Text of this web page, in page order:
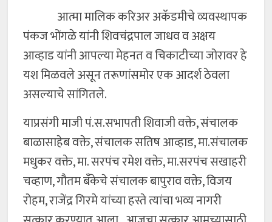
आत्मा मालिक करिअर अकॅडमीचे व्यवस्थापक
पंकज भोंगळे यांनी शिवचंद्रपाल जाधव व अक्षय
आव्हाड यांनी आपल्या मेहनत व चिकाटीच्या जोरावर हे
यश मिळवले असून तरूणांसमोर एक आदर्श ठेवला
असल्याचे सांगितले.
याप्रसंगी माजी पं.स.सभापती शिवाजी वक्ते, संचालक
बाळासाहेब वक्ते, संचालक सतिष आव्हाड, मा.संचालक
मधुकर वक्ते, मा. सरपंच रमेश वक्ते, मा.सरपंच सखाहरी
चव्हाण, गौतम बँकेचे संचालक बापुराव वक्ते, विजय
रोहम, राजेंद्र गिरमे यांच्या हस्ते त्यांचा भव्य नागरी